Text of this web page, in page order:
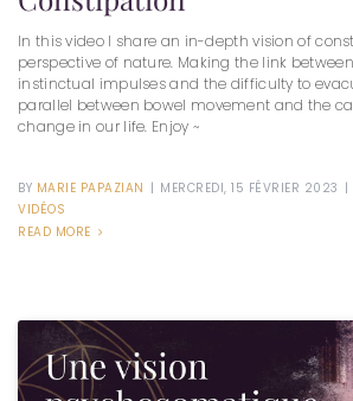
In this video I share an in-depth vision of
perspective of nature. Making the link
instinctual impulses and the difficulty to
parallel between bowel movement and the
change in our life. Enjoy ~
BY MARIE PAPAZIAN | MERCREDI, 15 FÉVRIER 2023 |
VIDÉOS
READ MORE